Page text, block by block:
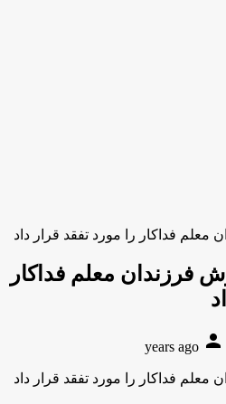
فداكار را مورد تفقد قرار داد
فرزندان معلم فداكار
person
فداكار را مورد تفقد قرار داد